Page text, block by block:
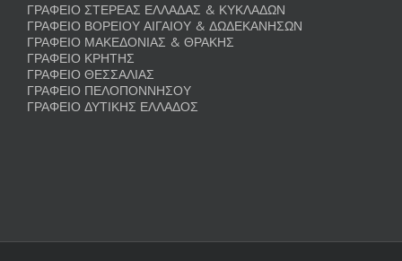
ΓΡΑΦΕΙΟ ΣΤΕΡΕΑΣ ΕΛΛΑΔΑΣ & ΚΥΚΛΑΔΩΝ
ΓΡΑΦΕΙΟ ΒΟΡΕΙΟΥ ΑΙΓΑΙΟΥ & ΔΩΔΕΚΑΝΗΣΩΝ
ΓΡΑΦΕΙΟ ΜΑΚΕΔΟΝΙΑΣ & ΘΡΑΚΗΣ
ΓΡΑΦΕΙΟ ΚΡΗΤΗΣ
ΓΡΑΦΕΙΟ ΘΕΣΣΑΛΙΑΣ
ΓΡΑΦΕΙΟ ΠΕΛΟΠΟΝΝΗΣΟΥ
ΓΡΑΦΕΙΟ ΔΥΤΙΚΗΣ ΕΛΛΑΔΟΣ